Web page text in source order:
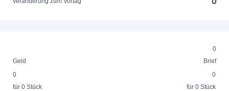
0
Geld
Brief
0
für 0 Stück
0
für 0 Stück